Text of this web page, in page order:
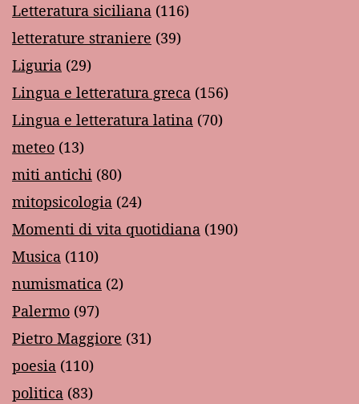
Letteratura siciliana (116)
letterature straniere (39)
Liguria (29)
Lingua e letteratura greca (156)
Lingua e letteratura latina (70)
meteo (13)
miti antichi (80)
mitopsicologia (24)
Momenti di vita quotidiana (190)
Musica (110)
numismatica (2)
Palermo (97)
Pietro Maggiore (31)
poesia (110)
politica (83)